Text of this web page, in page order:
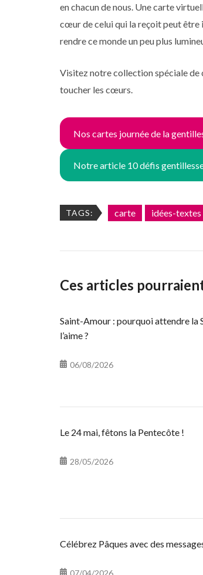
en chacun de nous. Une carte
cœur de celui qui la reçoit peut être
rendre ce monde un peu plus
Visitez notre collection spéciale de
toucher les cœurs.
Nos cartes journée de la
Notre article 10 défis
TAGS: carte idées-textes
Ces articles
Saint-Amour : pourquoi attendre la
l’aime ?
06/08/2026
Le 24 mai, fêtons la Pentecôte !
28/05/2026
Célébrez Pâques avec des